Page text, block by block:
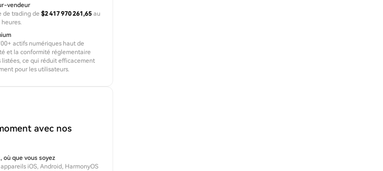
vendeur
de trading de $2 417 970 261,65 au
actifs numériques haut de
et la conformité réglementaire
listées, ce qui réduit efficacement
pour les utilisateurs.
avec nos
où que vous soyez
iOS, Android, HarmonyOS